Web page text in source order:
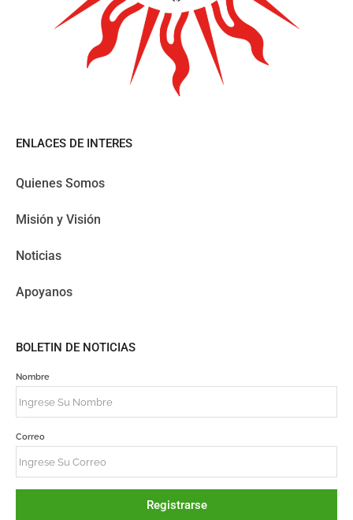
ENLACES DE INTERES
Quienes Somos
Misión y Visión
Noticias
Apoyanos
BOLETIN DE NOTICIAS
Nombre
Correo
Registrarse